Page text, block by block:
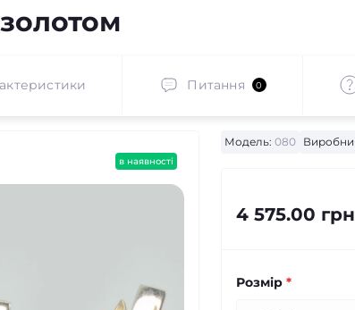
золотом
Питання 0
в наявності
Модель: 080
4 575.00
Розмір *